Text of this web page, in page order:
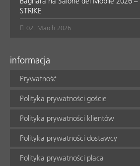
STRIKE
02. March 2026
informacja
Prywatność
Polityka prywatności goście
Polityka prywatności klientów
Polityka prywatności dostawcy
Polityka prywatności placa